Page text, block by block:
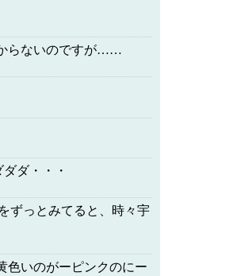
らないのですが……
ダ・・・
ずっとみてると、時々宇
色いのがーピンクのにー